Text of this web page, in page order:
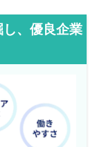
、優良企業